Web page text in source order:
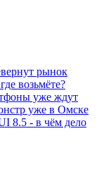
рынок
возьмёте?
уже ждут
уже в Омске
8.5 - в чём дело